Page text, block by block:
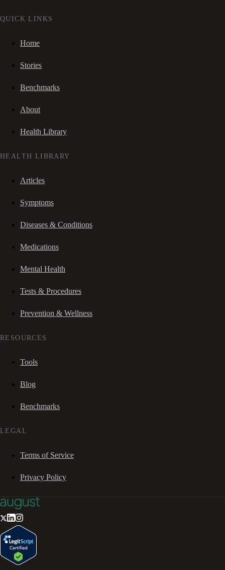
QUICK LINKS
Home
Stories
Benchmarks
About
Health Library
HEALTH LIBRARY
Articles
Symptoms
Diseases & Conditions
Medications
Mental Health
Tests & Procedures
Prevention & Wellness
RESOURCES
Tools
Blog
Benchmarks
LEGAL
Terms of Service
Privacy Policy